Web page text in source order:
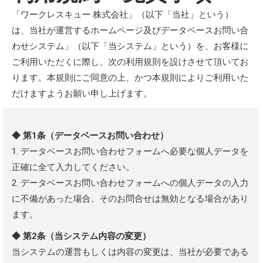
「ワークレスキュー 株式会社」（以下「当社」という）
は、当社が運営するホームページ及びデータベースお問い合
わせシステム」（以下「当システム」という）を、お客様に
ご利用いただくに際し、次の利用規則を設けさせて頂いてお
ります。本規則にご同意の上、かつ本規則によりご利用いた
だけますようお願い申し上げます。
◆ 第1条（データベースお問い合わせ）
1. データベースお問い合わせフォームへ必要な個人データを
正確に全て入力してください。
2. データベースお問い合わせフォームへの個人データの入力
に不備があった場合、そのお問合せは無効となる場合があり
ます。
◆ 第2条（当システム内容の変更）
当システムの運営もしくは内容の変更は、当社が必要である